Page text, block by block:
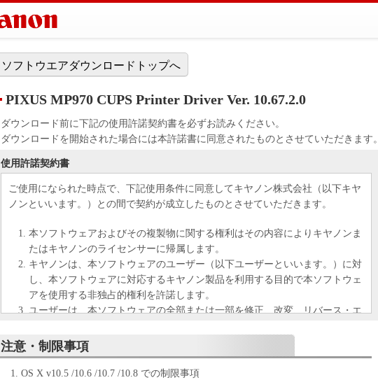
ソフトウエアダウンロードトップへ
PIXUS MP970 CUPS Printer Driver Ver. 10.67.2.0
ダウンロード前に下記の使用許諾契約書を必ずお読みください。
ダウンロードを開始された場合には本許諾書に同意されたものとさせていただきます。
使用許諾契約書
ご使用になられた時点で、下記使用条件に同意してキヤノン株式会社（以下キヤ
ノンといいます。）との間で契約が成立したものとさせていただきます。
本ソフトウェアおよびその複製物に関する権利はその内容によりキヤノンま
たはキヤノンのライセンサーに帰属します。
キヤノンは、本ソフトウェアのユーザー（以下ユーザーといいます。）に対
し、本ソフトウェアに対応するキヤノン製品を利用する目的で本ソフトウェ
アを使用する非独占的権利を許諾します。
ユーザーは、本ソフトウェアの全部または一部を修正、改変、リバース・エ
ん。
キヤノン、キヤノンマーケティングジャパン株式会社およびキヤノンのライ
センサーは、本ソフトウェアがユーザーの特定の目的のために適当であるこ
注意・制限事項
OS X v10.5 /10.6 /10.7 /10.8 での制限事項